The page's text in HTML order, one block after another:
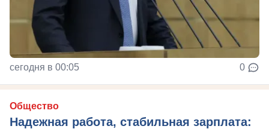
сегодня в 00:05 0
Общество
Надежная работа, стабильная зарплата: